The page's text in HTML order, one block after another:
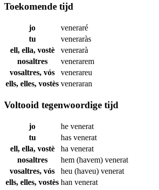
Toekomende tijd
jo
veneraré
tu
veneraràs
ell, ella, vostè
venerarà
nosaltres
venerarem
vosaltres, vós
venerareu
ells, elles, vostès veneraran
Voltooid tegenwoordige tijd
jo he venerat
tu
has venerat
ell, ella, vostè
ha venerat
nosaltres
hem (havem) venerat
vosaltres, vós
heu (haveu) venerat
ells, elles, vostès han venerat